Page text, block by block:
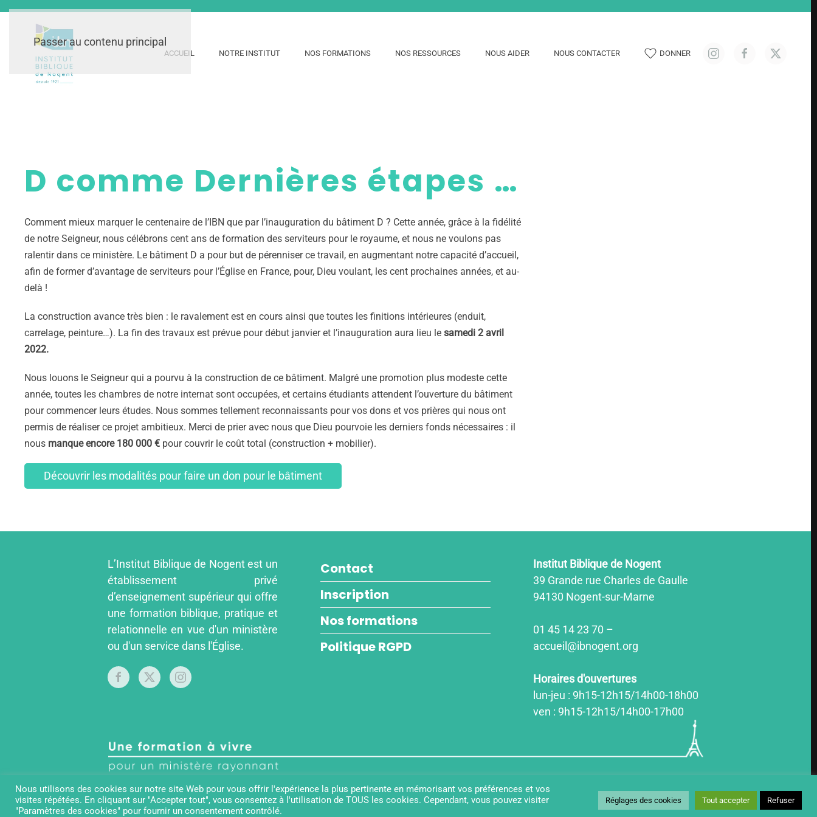
Passer au contenu principal
ACCUEIL NOTRE INSTITUT NOS FORMATIONS NOS RESSOURCES NOUS AIDER NOUS CONTACTER DONNER
D comme Dernières étapes …
Comment mieux marquer le centenaire de l’IBN que par l’inauguration du bâtiment D ? Cette année, grâce à la fidélité
de notre Seigneur, nous célébrons cent ans de formation des serviteurs pour le royaume, et nous ne voulons pas
ralentir dans ce ministère. Le bâtiment D a pour but de pérenniser ce travail, en augmentant notre capacité d’accueil,
afin de former d’avantage de serviteurs pour l’Église en France, pour, Dieu voulant, les cent prochaines années, et au-
delà !
La construction avance très bien : le ravalement est en cours ainsi que toutes les finitions intérieures (enduit,
carrelage, peinture…). La fin des travaux est prévue pourdébut janvier et l’inauguration aura lieu le samedi 2 avril
2022.
Nous louons le Seigneurqui a pourvu à la construction de ce bâtiment. Malgré une promotion plus modeste cette
année, toutes les chambres de notre internat sont occupées, et certains étudiants attendent l’ouverture du bâtiment
pour commencer leurs études. Nous sommes tellement reconnaissants pour vos dons et vos prières qui nous ont
permis de réaliser ce projet ambitieux. Merci de prier avec nous que Dieu pourvoie les derniers fonds nécessaires : il
nous manque encore 180 000 € pour couvrir le coût total (construction + mobilier).
Découvrir les modalités pour faire un don pour le bâtiment
L’Institut Biblique de Nogent est un
établissement privé
d’enseignement supérieur qui offre
une formation biblique, pratique et
relationnelle en vue d'un ministère
ou d'un service dans l'Église.
Contact
Inscription
Nos formations
Politique RGPD
Institut Biblique de Nogent
39 Grande rue Charles de Gaulle
94130 Nogent-sur-Marne
01 45 14 23 70 –
accueil@ibnogent.org
Horaires d'ouvertures
lun-jeu : 9h15-12h15/14h00-18h00
ven : 9h15-12h15/14h00-17h00
mentions légales
Nous utilisons des cookies sur notre site Web pour vous offrir l'expérience la plus pertinente en mémorisant vos préférences et vos
visites répétées. En cliquant sur "Accepter tout", vous consentez à l'utilisation de TOUS les cookies. Cependant, vous pouvez visiter
"Paramètres des cookies" pour fournir un consentement contrôlé.
Réglages des cookies Tout accepter Refuser